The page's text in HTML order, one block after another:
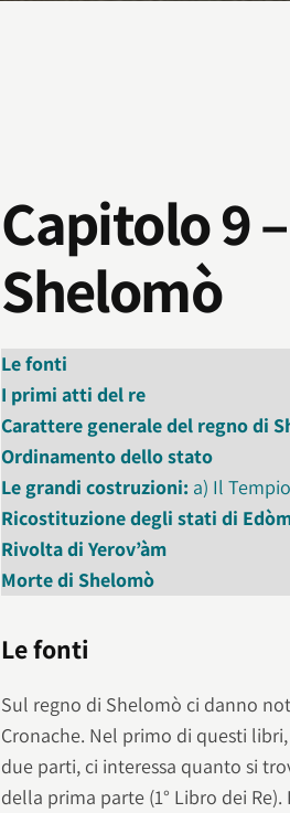
Capitolo 9–
Shelomò
Le fonti
I primi atti del re
Carattere generale del regno di
Ordinamento dello stato
Le grandi costruzioni: a) Il
Ricostituzione degli stati di
Rivolta di Yerov’àm
Morte di Shelomò
Le fonti
Sul regno di Shelomò ci danno
Cronache. Nel primo di questi
due parti, ci interessa quanto si
della prima parte (1° Libro dei